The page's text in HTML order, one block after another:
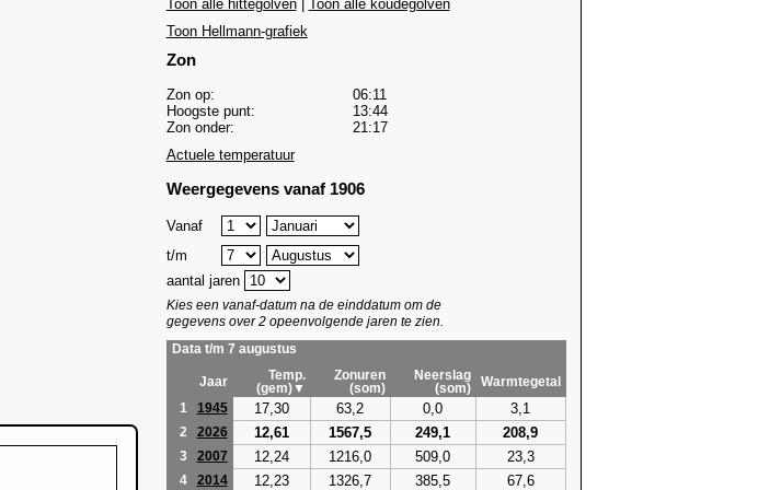
Toon alle hittegolven| Toon alle koudegolven
Toon Hellmann-grafiek
Zon
Zon op:
06:11
Hoogste punt:
13:44
Zon onder:
21:17
Actuele temperatuur
Weergegevens vanaf 1906
Vanaf
t/m
aantal jaren
Kies een vanaf-datum na de einddatum om de
gegevens over 2 opeenvolgende jaren te zien.
Data t/m 7 augustus
Jaar
Temp.
(gem)▼
Zonuren
(som)
Neerslag
(som)
Warmtegetal
1
1945 17,30 63,2 0,0 3,1
2 2026 12,61 1567,5 249,1 208,9
3 2007 12,24 1216,0 509,0 23,3
4 2014 12,23 1326,7 385,5 67,6